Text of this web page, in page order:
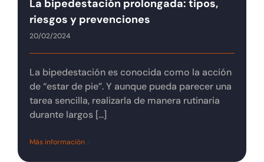
Tienda online
La bipedestación prolongada: tipos,
riesgos y prevenciones
20/02/2024
La bipedestación es conocida como la acción
de “estar de pie”. Y aunque pueda parecer una
tarea sencilla, realizarla de manera rutinaria
durante largos [...]
Más información